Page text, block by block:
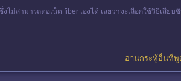
ามารถต่อเน็ต fiber เองได้ เลยว่าจะเลือกใช้วิธีเสียบ
อ่านกระทู้อื่นที่